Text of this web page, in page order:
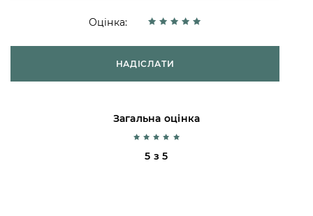
Оцінка:
НАДІСЛАТИ
Загальна оцінка
5 з 5